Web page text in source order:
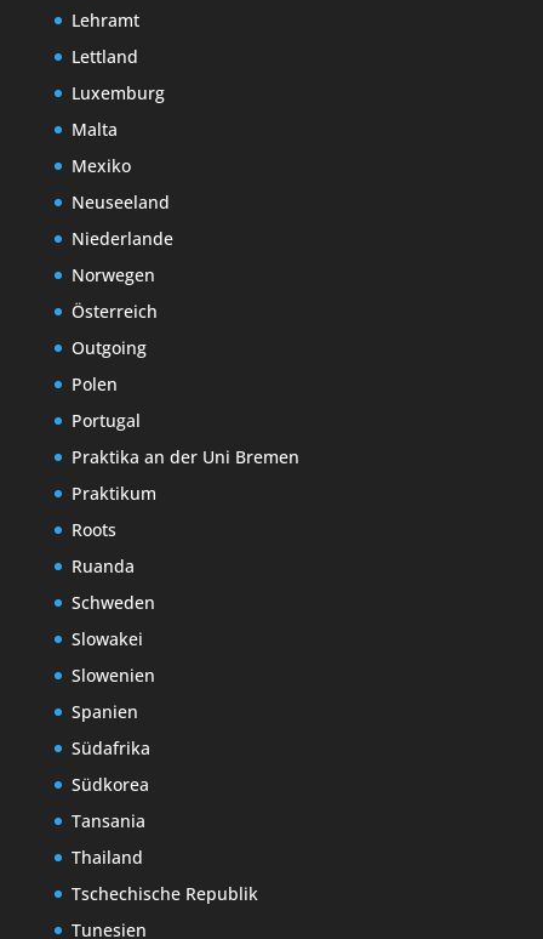
Lehramt
Lettland
Luxemburg
Malta
Mexiko
Neuseeland
Niederlande
Norwegen
Österreich
Outgoing
Polen
Portugal
Praktika an der Uni Bremen
Praktikum
Roots
Ruanda
Schweden
Slowakei
Slowenien
Spanien
Südafrika
Südkorea
Tansania
Thailand
Tschechische Republik
Tunesien